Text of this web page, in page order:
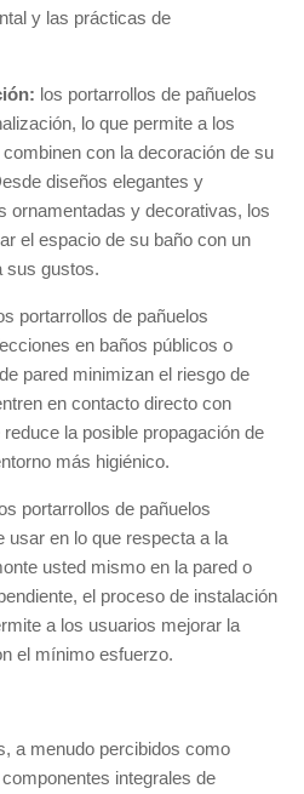
y las prácticas de
los portarrollos de pañuelos
lo que permite a los
con la decoración de su
diseños elegantes y
ornamentadas y decorativas, los
el espacio de su baño con un
sus gustos.
portarrollos de pañuelos
en baños públicos o
pared minimizan el riesgo de
en contacto directo con
la posible propagación de
más higiénico.
portarrollos de pañuelos
usar en lo que respecta a la
usted mismo en la pared o
el proceso de instalación
a los usuarios mejorar la
el mínimo esfuerzo.
a menudo percibidos como
integrales de